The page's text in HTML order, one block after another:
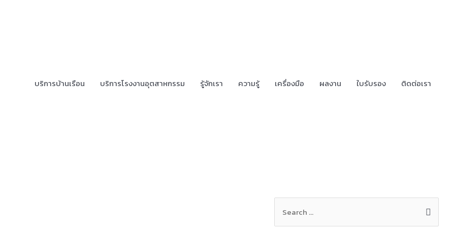
บริการบ้านเรือน บริการโรงงานอุตสาหกรรม รู้จักเรา ความรู้ เครื่องมือ ผลงาน ใบรับรอง ติดต่อเรา